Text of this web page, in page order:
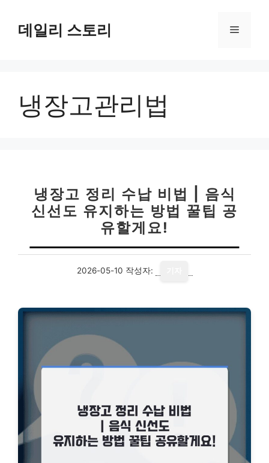
데일리 스토리 메
냉장고관리법
냉장고 정리 수납 비법 | 음식
신선도 유지하는 방법 꿀팁 공
유할게요!
2026-05-10 작성자: